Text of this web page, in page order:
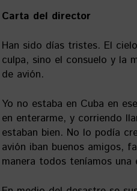
Carta del director
Han sido días tristes. El
culpa, sino el consuelo y la
de avión.
Yo no estaba en Cuba en
en enterarme, y corriendo
estaban bien. No lo podía
avión iban buenos amigos,
manera todos teníamos una